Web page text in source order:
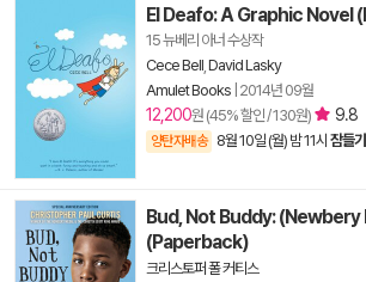
El Deafo: A Graphic Novel
15 뉴베리 아너 수상작
Cece Bell David Lasky
Amulet Books 2014년 09월
12,200원 (45% 할인 / 130원) 9.8
양탄자배송 8월 10일 (월) 밤 11시 잠들
Bud, Not Buddy:
(Paperback)
크리스토퍼 폴 커티스